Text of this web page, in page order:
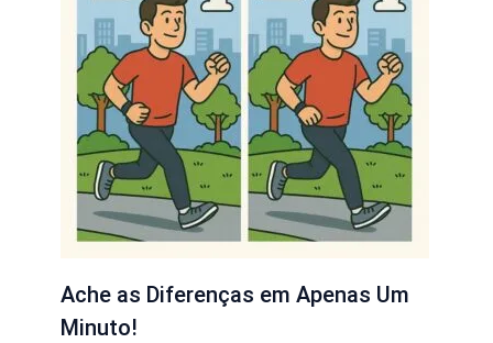
Ache as Diferenças em Apenas Um
Minuto!